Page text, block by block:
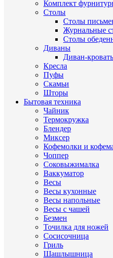
Комплект
Столы
Столы
Журнальные
Столы
Диваны
Диван-кровать
Кресла
Пуфы
Скамьи
Шторы
Бытовая техника
Чайник
Термокружка
Блендер
Миксер
Кофемолки и
Чоппер
Соковыжималка
Ваккуматор
Весы
Весы кухонные
Весы напольные
Весы с чашей
Безмен
Точилка для ножей
Сосисочница
Гриль
Шашлышница